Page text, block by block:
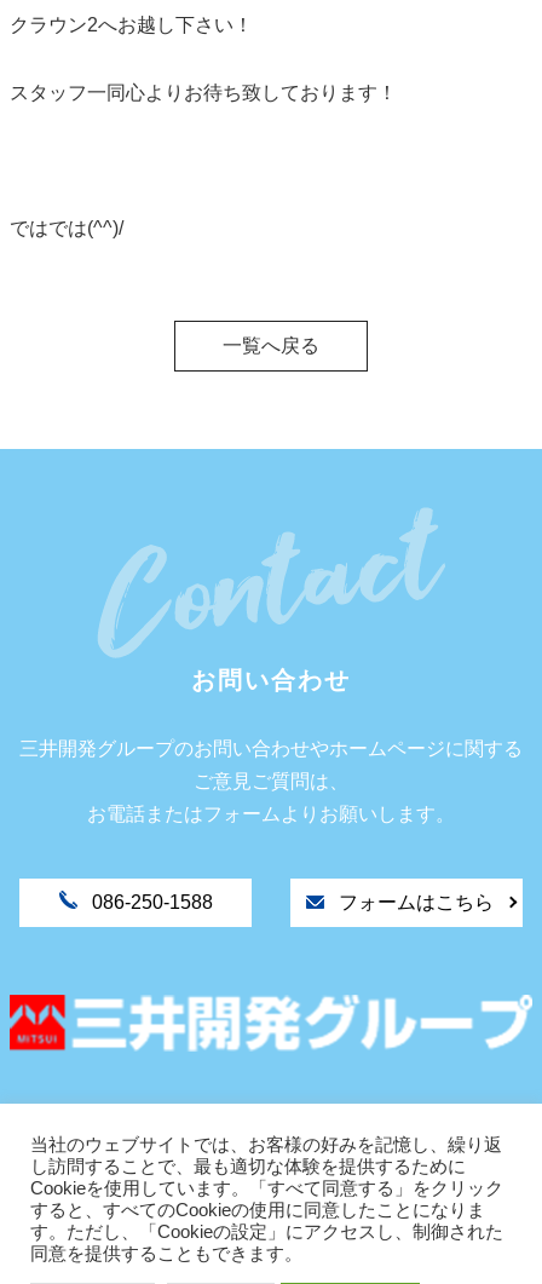
クラウン2へお越し下さい！
スタッフ一同心よりお待ち致しております！
ではでは(^^)/
一覧へ戻る
お問い合わせ
三井開発グループのお問い合わせやホームページに関する
ご意見ご質問は、
お電話またはフォームよりお願いします。
086-250-1588 フォームはこちら
岡山市南区芳泉1丁目9-11
TEL.086-250-1588
FAX.086-250-1598
当社のウェブサイトでは、お客様の好みを記憶し、繰り返
し訪問することで、最も適切な体験を提供するために
Cookieを使用しています。「すべて同意する」をクリック
すると、すべてのCookieの使用に同意したことになりま
す。ただし、「Cookieの設定」にアクセスし、制御された
同意を提供することもできます。